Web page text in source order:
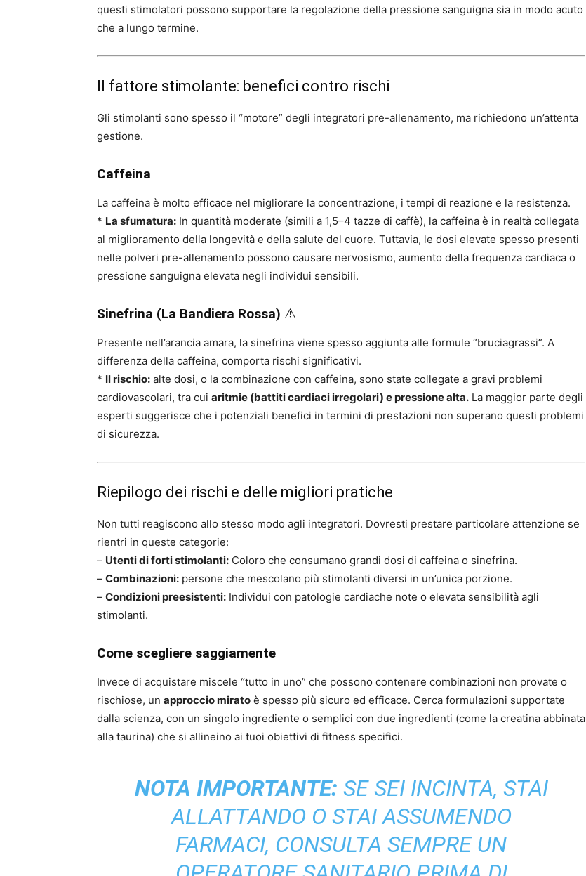
questi stimolatori possono supportare la regolazione della pressione sanguigna sia in modo acuto
che a lungo termine.
Il fattore stimolante: benefici contro rischi
Gli stimolanti sono spesso il “motore” degli integratori pre-allenamento, ma richiedono un’attenta
gestione.
Caffeina
La caffeina è molto efficace nel migliorare la concentrazione, i tempi di reazione e la resistenza.
* La sfumatura: In quantità moderate (simili a 1,5–4 tazze di caffè), la caffeina è in realtà collegata
al miglioramento della longevità e della salute del cuore. Tuttavia, le dosi elevate spesso presenti
nelle polveri pre-allenamento possono causare nervosismo, aumento della frequenza cardiaca o
pressione sanguigna elevata negli individui sensibili.
Sinefrina (La Bandiera Rossa) ⚠️
Presente nell’arancia amara, la sinefrina viene spesso aggiunta alle formule “bruciagrassi”. A
differenza della caffeina, comporta rischi significativi.
* Il rischio: alte dosi, o la combinazione con caffeina, sono state collegate a gravi problemi
cardiovascolari, tra cui aritmie (battiti cardiaci irregolari) e pressione alta. La maggior parte degli
esperti suggerisce che i potenziali benefici in termini di prestazioni non superano questi problemi
di sicurezza.
Riepilogo dei rischi e delle migliori pratiche
Non tutti reagiscono allo stesso modo agli integratori. Dovresti prestare particolare attenzione se
rientri in queste categorie:
– Utenti di forti stimolanti: Coloro che consumano grandi dosi di caffeina o sinefrina.
– Combinazioni: persone che mescolano più stimolanti diversi in un’unica porzione.
– Condizioni preesistenti: Individui con patologie cardiache note o elevata sensibilità agli
stimolanti.
Come scegliere saggiamente
Invece di acquistare miscele “tutto in uno” che possono contenere combinazioni non provate o
rischiose, un approccio mirato è spesso più sicuro ed efficace. Cerca formulazioni supportate
dalla scienza, con un singolo ingrediente o semplici con due ingredienti (come la creatina abbinata
alla taurina) che si allineino ai tuoi obiettivi di fitness specifici.
NOTA IMPORTANTE: SE SEI INCINTA, STAI
ALLATTANDO O STAI ASSUMENDO
FARMACI, CONSULTA SEMPRE UN